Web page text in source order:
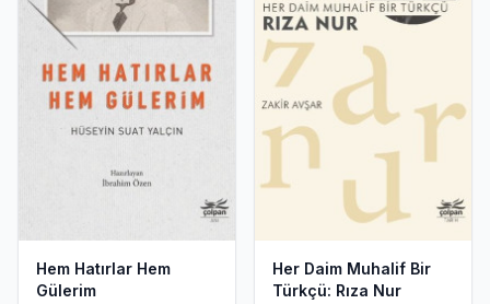
Hem Hatırlar Hem
Gülerim
Her Daim Muhalif Bir
Türkçü: Rıza Nur